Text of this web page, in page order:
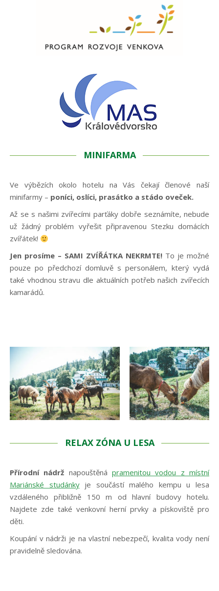
MINIFARMA
Ve výbězích okolo hotelu na Vás čekají členové naší
minifarmy – poníci, oslíci, prasátko a stádo oveček.
Až se s našimi zvířecími parťáky dobře seznámíte, nebude
už žádný problém vyřešit připravenou Stezku domácích
zvířátek!
Jen prosíme – SAMI ZVÍŘÁTKA NEKRMTE! To je možné
pouze po předchozí domluvě s personálem, který vydá
také vhodnou stravu dle aktuálních potřeb našich zvířecích
kamarádů.
RELAX ZÓNA U LESA
Přírodní nádrž napouštěnápramenitou vodou z místní
Mariánské studánkyje součástí malého kempu u lesa
vzdáleného přibližně 150 m od hlavní budovy hotelu.
Najdete zde také venkovní herní prvky a pískoviště pro
děti.
Koupání v nádrži je na vlastní nebezpečí, kvalita vody není
pravidelně sledována.